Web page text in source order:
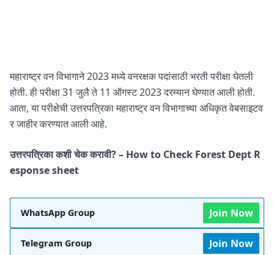
महाराष्ट्र वन विभागाने 2023 मध्ये वनरक्षक पदांसाठी भरती परीक्षा घेतली
होती. ही परीक्षा 31 जुलै ते 11 ऑगस्ट 2023 दरम्यान घेण्यात आली होती.
आता, या परीक्षेची उत्तरपत्रिका महाराष्ट्र वन विभागाच्या अधिकृत वेबसाइटव
र जाहीर करण्यात आली आहे.
उत्तरपत्रिका कशी चेक करावी? – How to Check Forest Dept R
esponse sheet
WhatsApp Group Join Now
Telegram Group Join Now